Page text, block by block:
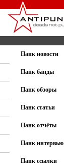
Панк новости
Панк банды
Панк обзоры
Панк статьи
Панк отчёты
Панк интервью
Панк ссылки